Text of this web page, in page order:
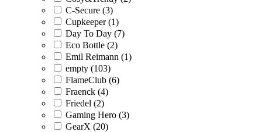
C-Secure (3)
Cupkeeper (1)
Day To Day (7)
Eco Bottle (2)
Emil Reimann (1)
empty (103)
FlameClub (6)
Fraenck (4)
Friedel (2)
Gaming Hero (3)
GearX (20)